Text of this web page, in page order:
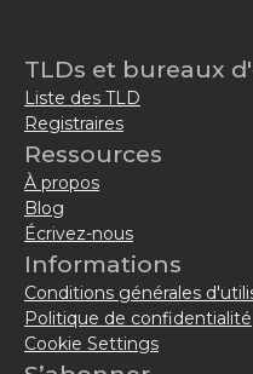
TLDs et bureaux
Liste des TLD
Registraires
Ressources
À propos
Blog
Écrivez-nous
Informations
Conditions générales
Politique de confidentialité
Cookie Settings